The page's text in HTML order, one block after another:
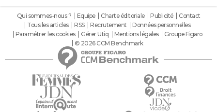
Qui sommes-nous ? Equipe Charte éditoriale Publicité
Contact
Tous les articles
RSS Recrutement
Données personnelles
Paramétrer les cookies
Gérer Utiq Mentions légales
Groupe Figaro
© 2026 CCM Benchmark